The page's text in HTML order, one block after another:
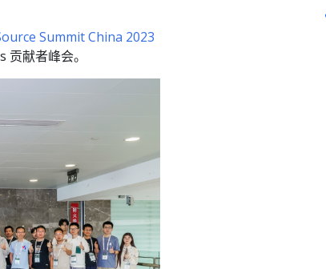
Summit China 2023
献者峰会。